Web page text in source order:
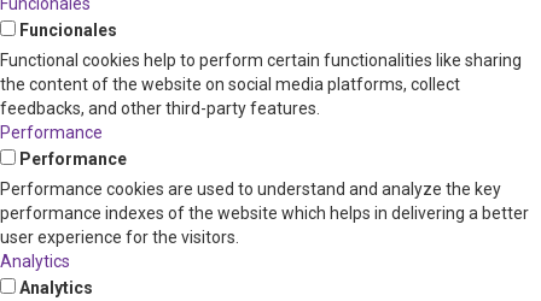
Funcionales
Functional cookies help to perform certain functionalities like sharing
the content of the website on social media platforms, collect
feedbacks, and other third-party features.
Performance
Performance
Performance cookies are used to understand and analyze the key
performance indexes of the website which helps in delivering a better
user experience for the visitors.
Analytics
Analytics